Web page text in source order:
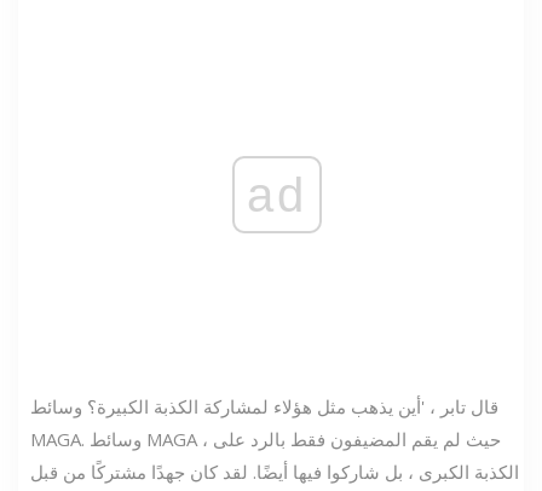
ad
قال تابر ، 'أين يذهب مثل هؤلاء لمشاركة الكذبة الكبيرة؟ وسائط
MAGA. وسائط MAGA ، حيث لم يقم المضيفون فقط بالرد على
الكذبة الكبرى ، بل شاركوا فيها أيضًا. لقد كان جهدًا مشتركًا من قبل